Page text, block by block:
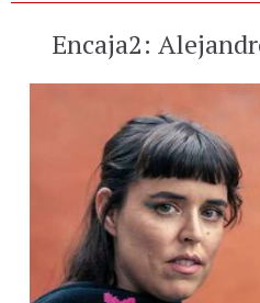
Encaja2: